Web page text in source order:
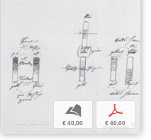
b
€ 40,00
p
€ 40,00